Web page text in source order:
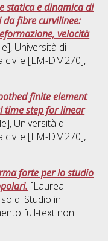
statica e dinamica di
fibre curvilinee:
velocità
Università di
civile [LM-DM270],
finite element
time step for linear
Università di
civile [LM-DM270],
forte per lo studio
[Laurea
di Studio in
full-text non